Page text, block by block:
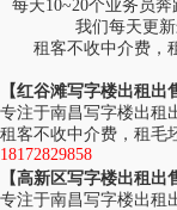
每天10~20个业务员
我们每天更
租客不收中介费，
【红谷滩写字楼出租出
专注于南昌写字楼出租
租客不收中介费，租毛
18172829858
【高新区写字楼出租出
专注于南昌写字楼出租